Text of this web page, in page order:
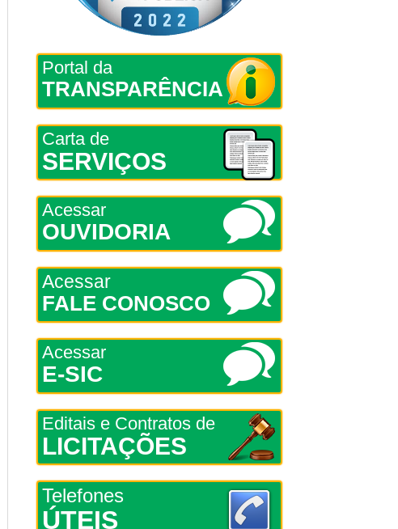
Portal da
TRANSPARÊNCIA
Carta de
SERVIÇOS
Acessar
OUVIDORIA
Acessar
FALE CONOSCO
Acessar
E-SIC
Editais e Contratos de
LICITAÇÕES
Telefones
ÚTEIS